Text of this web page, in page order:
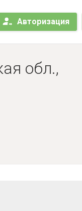
Авторизация
обл.,